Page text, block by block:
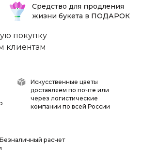
Средство для продления
жизни букета в ПОДАРОК
покупку
клиентам
Искусственные цветы
доставляем по почте или
через логистические
компании по всей России
Безналичный расчет